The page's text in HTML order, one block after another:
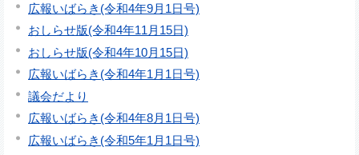
広報いばらき(令和4年9月1日号)
おしらせ版(令和4年11月15日)
おしらせ版(令和4年10月15日)
広報いばらき(令和4年1月1日号)
議会だより
広報いばらき(令和4年8月1日号)
広報いばらき(令和5年1月1日号)